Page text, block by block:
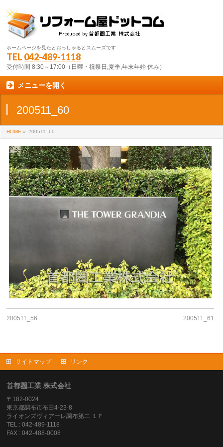
ホームページを見たとおっしゃるとスムーズです
TEL 042-489-1118
受付時間 8:30～17:00（日曜・祝祭日,夏季,年末年始 休み）
メニューを開く
200511_60
HOME » 200511_60
200511_56 200511_61
サイトマップ リンク
首都圏工業 株式会社
〒182-0024
東京都調布市布田4-23-8
ライオンズヴィアーレ調布第二 １Ｆ
TEL : 042-489-1118
FAX : 042-488-0008